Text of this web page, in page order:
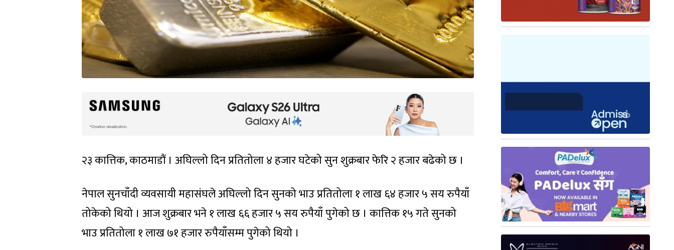
२३ कात्तिक, काठमाडौं । अघिल्लो दिन प्रतितोला ४ हजार घटेको सुन शुक्रबार फेरि २ हजार बढेको छ ।
नेपाल सुनचाँदी व्यवसायी महासंघले अघिल्लो दिन सुनको भाउ प्रतितोला १ लाख ६४ हजार ५ सय रुपैयाँ
तोकेको थियो । आज शुक्रबार भने १ लाख ६६ हजार ५ सय रुपैयाँ पुगेको छ । कात्तिक १५ गते सुनको
भाउ प्रतितोला १ लाख ७१ हजार रुपैयाँसम्म पुगेको थियो ।